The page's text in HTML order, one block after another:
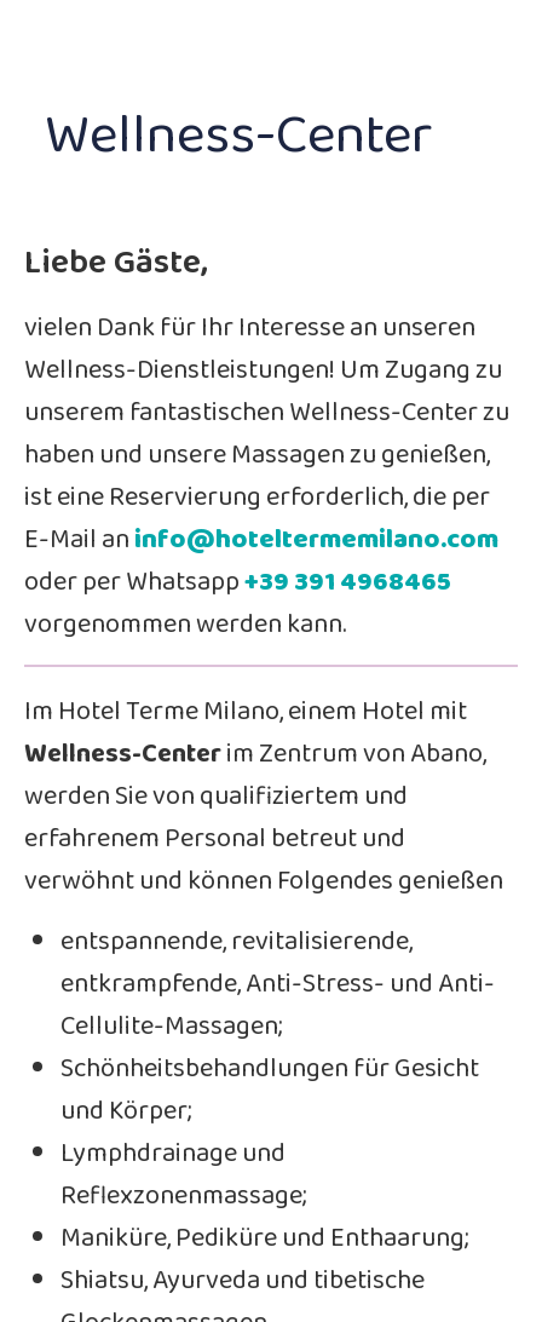
Wellness-Center
Liebe Gäste,
vielen Dank für Ihr Interesse an unseren
Wellness-Dienstleistungen! Um Zugang zu
unserem fantastischen Wellness-Center zu
haben und unsere Massagen zu genießen,
ist eine Reservierung erforderlich, die per
E-Mail aninfo@hoteltermemilano.com
oder per Whatsapp+39391 4968465
vorgenommen werden kann.
Im Hotel Terme Milano, einem Hotel mit
Wellness-Centerim Zentrum von Abano,
werden Sie von qualifiziertem und
erfahrenem Personal betreut und
verwöhnt und können Folgendes genießen
entspannende, revitalisierende,
entkrampfende, Anti-Stress- und Anti-
Cellulite-Massagen;
Schönheitsbehandlungen für Gesicht
und Körper;
Lymphdrainage und
Reflexzonenmassage;
Maniküre, Pediküre und Enthaarung;
Shiatsu, Ayurveda und tibetische